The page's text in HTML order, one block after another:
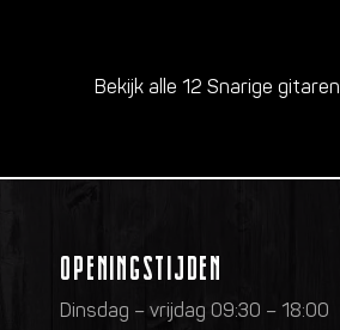
Bekijk alle 12 Snarige gitaren
OPENINGSTIJDEN
Dinsdag – vrijdag 09:30 – 18:00